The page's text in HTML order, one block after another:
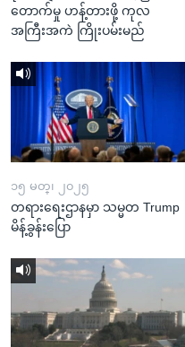
တောက်မှု ဟန့်တားဖို့ ကုလ
အကြီးအကဲ ကြိုးပမ်းမည်
၁၅ မတ္၊ ၂၀၂၅
တရားရေးဌာနမှာ သမ္မတ Trump
မိန့်ခွန်းပြော